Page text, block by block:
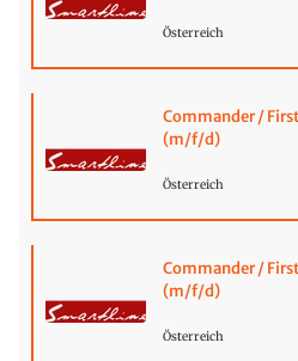
Österreich
Commander /
(m/f/d)
Österreich
Commander /
(m/f/d)
Österreich